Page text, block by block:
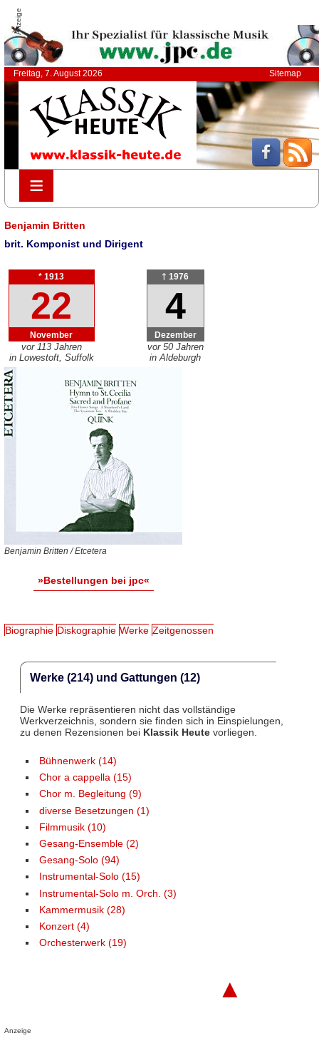
Anzeige
Freitag, 7. August 2026 Sitemap
≡
≡
Benjamin Britten
brit. Komponist und Dirigent
* 1913
22
November
vor 113 Jahren
in Lowestoft, Suffolk
† 1976
4
Dezember
vor 50 Jahren
in Aldeburgh
Benjamin Britten / Etcetera
»Bestellungen bei jpc«
Biographie Diskographie Werke Zeitgenossen
Werke (214) und Gattungen (12)
Die Werke repräsentieren nicht das vollständige
Werkverzeichnis, sondern sie finden sich in Einspielungen,
zu denen Rezensionen bei Klassik Heutevorliegen.
Bühnenwerk (14)
Chor a cappella (15)
Chor m. Begleitung (9)
diverse Besetzungen (1)
Filmmusik (10)
Gesang-Ensemble (2)
Gesang-Solo (94)
Instrumental-Solo (15)
Instrumental-Solo m. Orch. (3)
Kammermusik (28)
Konzert (4)
Orchesterwerk (19)
▲
Anzeige